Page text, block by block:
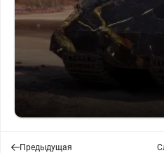
Предыдущая